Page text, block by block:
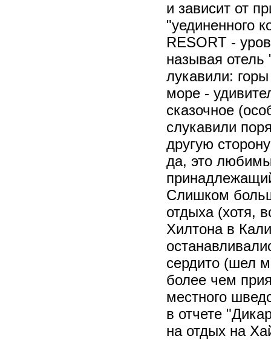
и зависит от
"уединенного
RESORT -
называя
лукавили:
море -
сказочное
слукавили
другую
да, это
Слишком
отдыха (хотя,
Хилтона в
сердито (шел
более чем
местного
в отчете
на отдых на